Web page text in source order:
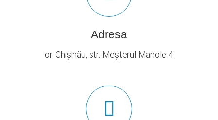
Adresa
or. Chișinău, str. Meșterul Manole 4